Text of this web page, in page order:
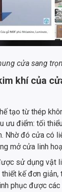
cửa sang
khí của
tạo từ thép
ưu điểm: tối
Nhờ đó cửa có
mở cửa linh
sử dụng vật
thiết kế đơn giản,
phục được các